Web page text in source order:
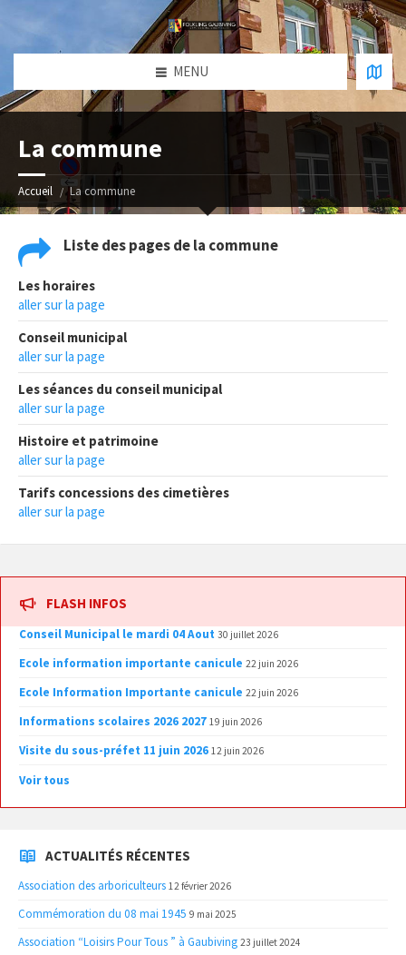
MENU
La commune
Accueil La commune
Liste des pages de la commune
Les horaires
aller sur la page
Conseil municipal
aller sur la page
Les séances du conseil municipal
aller sur la page
Histoire et patrimoine
aller sur la page
Tarifs concessions des cimetières
aller sur la page
FLASH INFOS
Conseil Municipal le mardi 04 Aout 30 juillet 2026
Ecole information importante canicule 22 juin 2026
Ecole Information Importante canicule 22 juin 2026
Informations scolaires 2026 2027 19 juin 2026
Visite du sous-préfet 11 juin 2026 12 juin 2026
Voir tous
ACTUALITÉS RÉCENTES
Association des arboriculteurs 12 février 2026
Commémoration du 08 mai 1945 9 mai 2025
Association “Loisirs Pour Tous ” à Gaubiving 23 juillet 2024